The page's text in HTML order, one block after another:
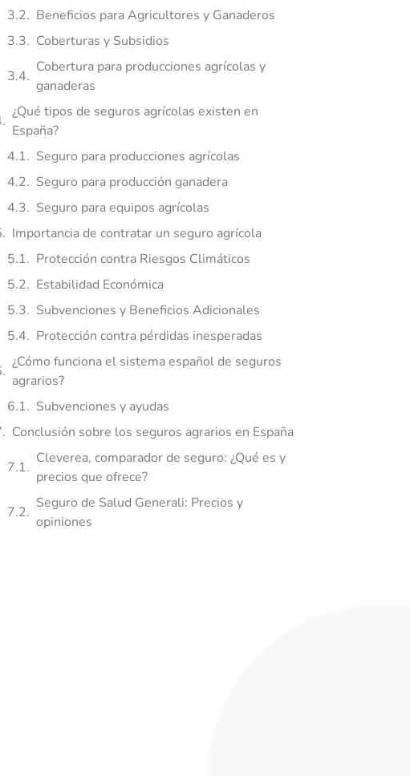
Beneficios para Agricultores y Ganaderos
Coberturas y Subsidios
Cobertura para producciones agrícolas y
ganaderas
¿Qué tipos de seguros agrícolas existen en
España?
Seguro para producciones agrícolas
Seguro para producción ganadera
Seguro para equipos agrícolas
Importancia de contratar un seguro agrícola
Protección contra Riesgos Climáticos
Estabilidad Económica
Subvenciones y Beneficios Adicionales
Protección contra pérdidas inesperadas
¿Cómo funciona el sistema español de seguros
agrarios?
Subvenciones y ayudas
Conclusión sobre los seguros agrarios en España
Cleverea, comparador de seguro: ¿Qué es y
precios que ofrece?
Seguro de Salud Generali: Precios y
opiniones